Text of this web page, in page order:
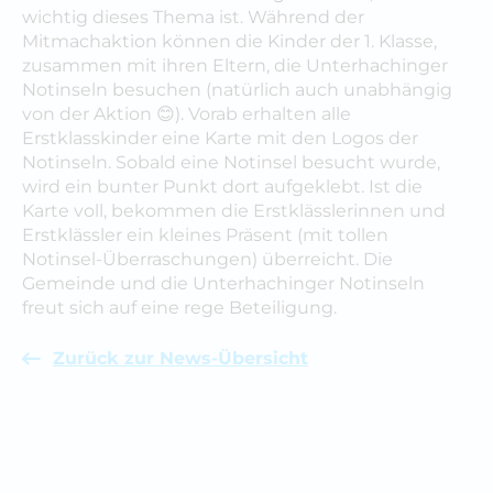
wichtig dieses Thema ist. Während der
Mitmachaktion können die Kinder der 1. Klasse,
zusammen mit ihren Eltern, die Unterhachinger
Notinseln besuchen (natürlich auch unabhängig
von der Aktion 😊). Vorab erhalten alle
Erstklasskinder eine Karte mit den Logos der
Notinseln. Sobald eine Notinsel besucht wurde,
wird ein bunter Punkt dort aufgeklebt. Ist die
Karte voll, bekommen die Erstklässlerinnen und
Erstklässler ein kleines Präsent (mit tollen
Notinsel-Überraschungen) überreicht. Die
Gemeinde und die Unterhachinger Notinseln
freut sich auf eine rege Beteiligung.
Zurück zur News-Übersicht